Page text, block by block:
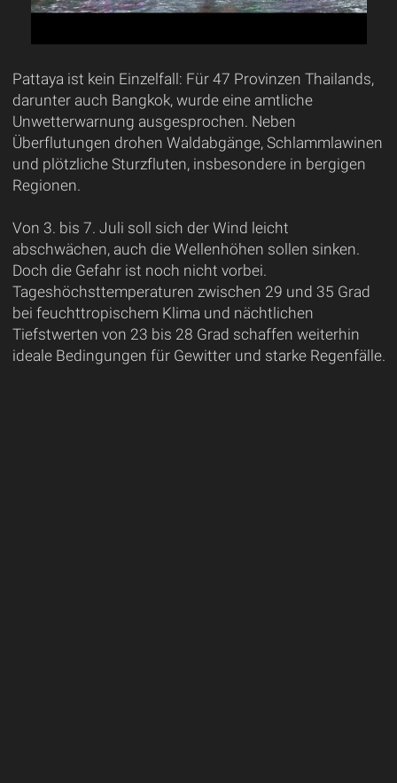
Pattaya ist kein Einzelfall: Für 47 Provinzen Thailands,
darunter auch Bangkok, wurde eine amtliche
Unwetterwarnung ausgesprochen. Neben
Überflutungen drohen Waldabgänge, Schlammlawinen
und plötzliche Sturzfluten, insbesondere in bergigen
Regionen.
Von 3. bis 7. Juli soll sich der Wind leicht
abschwächen, auch die Wellenhöhen sollen sinken.
Doch die Gefahr ist noch nicht vorbei.
Tageshöchsttemperaturen zwischen 29 und 35 Grad
bei feuchttropischem Klima und nächtlichen
Tiefstwerten von 23 bis 28 Grad schaffen weiterhin
ideale Bedingungen für Gewitter und starke Regenfälle.